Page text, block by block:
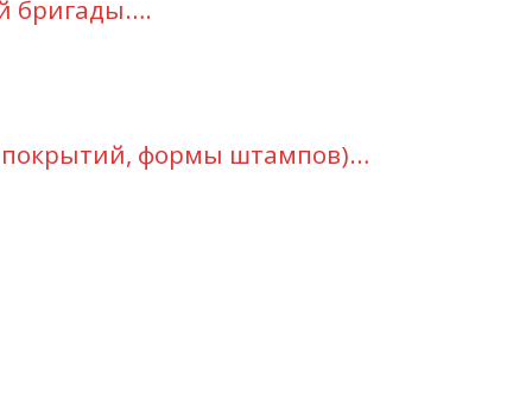
бригады….
покрытий, формы штампов)…